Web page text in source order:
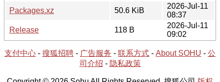
Packages.xz
50.6 KiB
2026-Jul-11
08:37
Release
118 B
2026-Jul-11
09:02
支付中心 - 搜狐招聘 - 广告服务 - 联系方式 - About SOHU - 公
司介绍 - 隐私政策